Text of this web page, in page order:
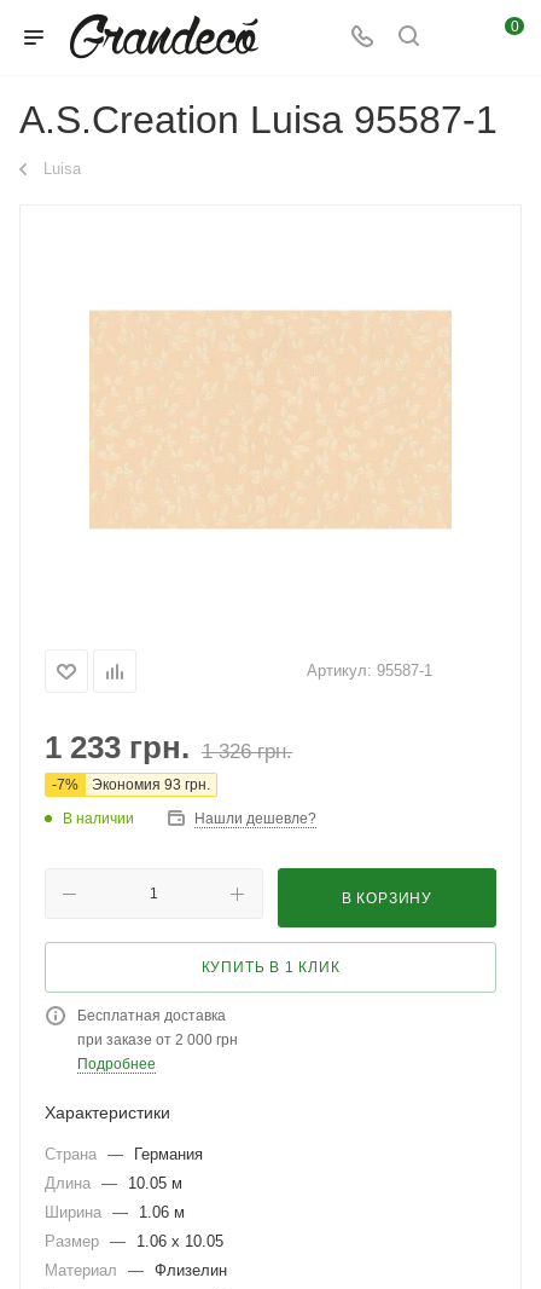
0
A.S.Creation Luisa 95587-1
Luisa
Артикул: 95587-1
1 233 грн. 1 326грн.
-7% Экономия 93 грн.
В наличии
Нашли дешевле?
В КОРЗИНУ
КУПИТЬ В 1 КЛИК
Бесплатная доставка
при заказе от 2 000 грн
Подробнее
Характеристики
Страна —
Германия
Длина —
10.05 м
Ширина —
1.06 м
Размер —
1.06 x 10.05
Материал
— Флизелин